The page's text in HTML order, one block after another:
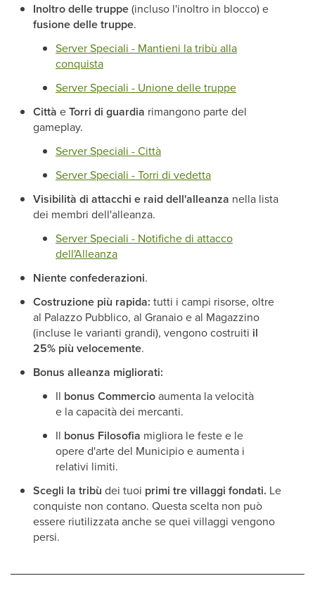
Inoltro delle truppe(incluso l'inoltro in blocco) e
fusione delle truppe.
Server Speciali - Mantieni la tribù alla
conquista
Server Speciali - Unione delle truppe
Città eTorri di guardia rimangono parte del
gameplay.
Server Speciali - Città
Server Speciali - Torri di vedetta
Visibilità di attacchi e raid dell'alleanza nella lista
dei membri dell'alleanza.
Server Speciali - Notifiche di attacco
dell'Alleanza
Niente confederazioni.
Costruzione più rapida: tutti i campi risorse, oltre
al Palazzo Pubblico, al Granaio e al Magazzino
(incluse le varianti grandi), vengono costruiti il
25% più velocemente.
Bonus alleanza migliorati:
Il bonus Commercioaumenta la velocità
e la capacità dei mercanti.
Il bonus Filosofia migliora le feste e le
opere d'arte del Municipio e aumenta i
relativi limiti.
Scegli la tribù dei tuoi primi tre villaggi fondati. Le
conquiste non contano. Questa scelta non può
essere riutilizzata anche se quei villaggi vengono
persi.